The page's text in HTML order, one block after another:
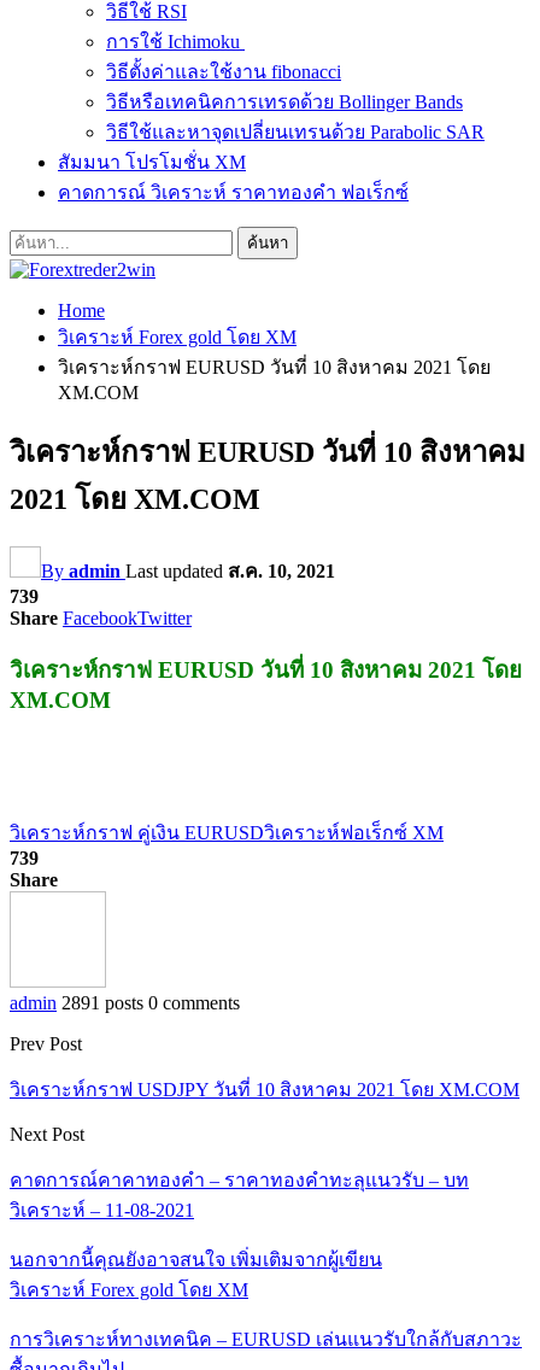
วิธีใช้ RSI
การใช้ Ichimoku
วิธีตั้งค่าและใช้งาน fibonacci
วิธีหรือเทคนิคการเทรดด้วย Bollinger Bands
วิธีใช้และหาจุดเปลี่ยนเทรนด้วย Parabolic SAR
สัมมนา โปรโมชั่น XM
คาดการณ์ วิเคราะห์ ราคาทองคำ ฟอเร็กซ์
Home
วิเคราะห์ Forex gold โดย XM
วิเคราะห์กราฟ EURUSD วันที่ 10 สิงหาคม 2021 โดย
XM.COM
วิเคราะห์กราฟ EURUSD วันที่ 10 สิงหาคม
2021 โดย XM.COM
By admin Last updated ส.ค. 10, 2021
739
Share FacebookTwitter
วิเคราะห์กราฟ EURUSD วันที่ 10 สิงหาคม 2021 โดย
XM.COM
วิเคราะห์กราฟ คู่เงิน EURUSDวิเคราะห์ฟอเร็กซ์ XM
739
Share
admin 2891 posts 0 comments
Prev Post
วิเคราะห์กราฟ USDJPY วันที่ 10 สิงหาคม 2021 โดย XM.COM
Next Post
คาดการณ์คาคาทองคำ – ราคาทองคำทะลุแนวรับ – บท
วิเคราะห์ – 11-08-2021
นอกจากนี้คุณยังอาจสนใจ เพิ่มเติมจากผู้เขียน
วิเคราะห์ Forex gold โดย XM
การวิเคราะห์ทางเทคนิค – EURUSD เล่นแนวรับใกล้กับสภาวะ